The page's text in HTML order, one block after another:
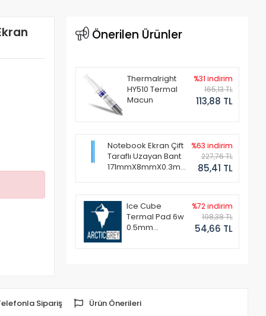
Önerilen Ürünler
Thermalright
HY510 Termal
Macun
%31 indirim
165,13 TL
113,88 TL
Notebook Ekran Çift
Taraflı Uzayan Bant
171mmX8mmX0.3mm
%63 indirim
227,76 TL
85,41 TL
Ice Cube
Termal Pad 6w
0.5mm
%72 indirim
198,38 TL
54,66 TL
Sipariş Ürün Önerileri